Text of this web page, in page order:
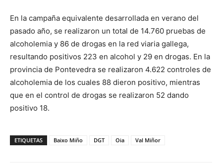
En la campaña equivalente desarrollada en verano del
pasado año, se realizaron un total de 14.760 pruebas de
alcoholemia y 86 de drogas en la red viaria gallega,
resultando positivos 223 en alcohol y 29 en drogas. En la
provincia de Pontevedra se realizaron 4.622 controles de
alcoholemia de los cuales 88 dieron positivo, mientras
que en el control de drogas se realizaron 52 dando
positivo 18.
ETIQUETAS Baixo Miño DGT Oia Val Miñor